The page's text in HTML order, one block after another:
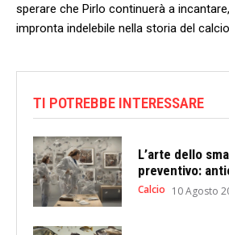
sperare che ⁤Pirlo⁢ continuerà ⁣a
impronta indelebile nella storia del
TI POTREBBE INTERESSARE
L’arte dello
preventivo:
Calcio 10 Agosto